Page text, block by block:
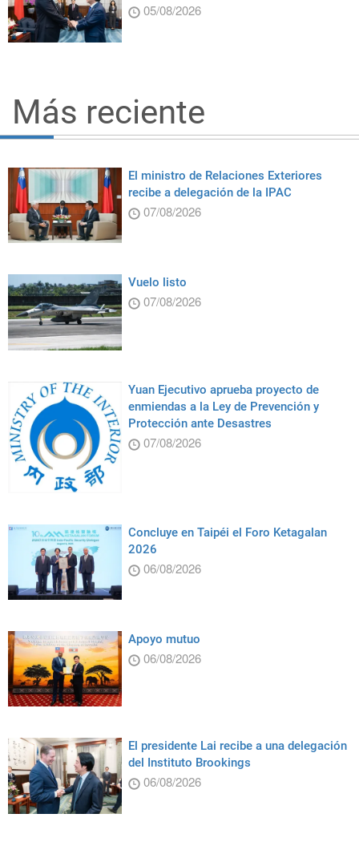
05/08/2026
Más reciente
El ministro de Relaciones Exteriores
recibe a delegación de la IPAC
07/08/2026
Vuelo listo
07/08/2026
Yuan Ejecutivo aprueba proyecto de
enmiendas a la Ley de Prevención y
Protección ante Desastres
07/08/2026
Concluye en Taipéi el Foro Ketagalan
2026
06/08/2026
Apoyo mutuo
06/08/2026
El presidente Lai recibe a una delegación
del Instituto Brookings
06/08/2026